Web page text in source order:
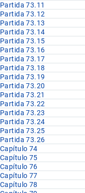
Partida 73.11
Partida 73.12
Partida 73.13
Partida 73.14
Partida 73.15
Partida 73.16
Partida 73.17
Partida 73.18
Partida 73.19
Partida 73.20
Partida 73.21
Partida 73.22
Partida 73.23
Partida 73.24
Partida 73.25
Partida 73.26
Capítulo 74
Capítulo 75
Capítulo 76
Capítulo 77
Capítulo 78